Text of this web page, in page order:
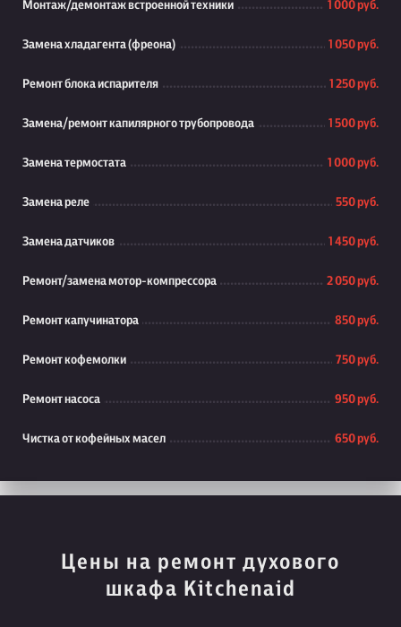
Монтаж/демонтаж встроенной техники 1 000 руб.
Замена хладагента (фреона) 1 050 руб.
Ремонт блока испарителя 1 250 руб.
Замена/ремонт капилярного трубопровода 1 500 руб.
Замена термостата 1 000 руб.
Замена реле 550 руб.
Замена датчиков 1 450 руб.
Ремонт/замена мотор-компрессора 2 050 руб.
Ремонт капучинатора 850 руб.
Ремонт кофемолки 750 руб.
Ремонт насоса 950 руб.
Чистка от кофейных масел 650 руб.
Цены на ремонт духового
шкафа Kitchenaid